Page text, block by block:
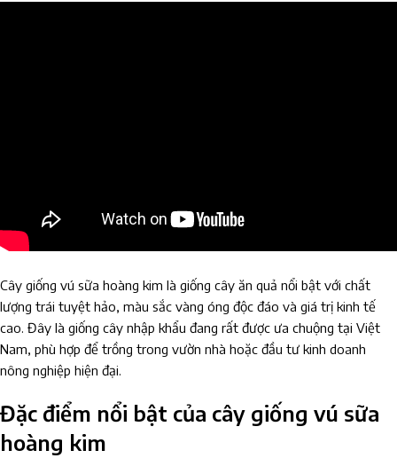
Cây giống vú sữa hoàng kim là giống cây ăn quả nổi bật với chất
lượng trái tuyệt hảo, màu sắc vàng óng độc đáo và giá trị kinh tế
cao. Đây là giống cây nhập khẩu đang rất được ưa chuộng tại Việt
Nam, phù hợp để trồng trong vườn nhà hoặc đầu tư kinh doanh
nông nghiệp hiện đại.
Đặc điểm nổi bật của cây giống vú sữa
hoàng kim